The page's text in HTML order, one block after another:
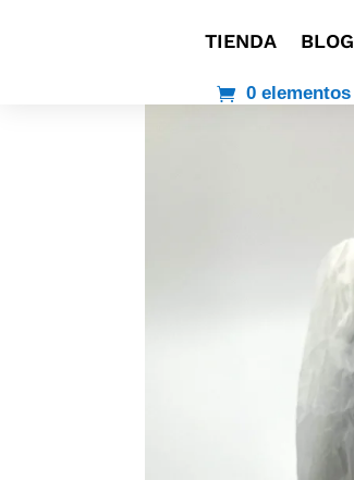
TIENDA BLOG
0 elementos